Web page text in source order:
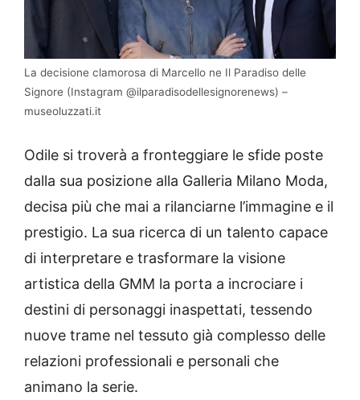
La decisione clamorosa di Marcello ne Il Paradiso delle
Signore (Instagram @ilparadisodellesignorenews) –
museoluzzati.it
Odile si troverà a fronteggiare le sfide poste
dalla sua posizione alla Galleria Milano Moda,
decisa più che mai a rilanciarne l’immagine e il
prestigio. La sua ricerca di un talento capace
di interpretare e trasformare la visione
artistica della GMM la porta a incrociare i
destini di personaggi inaspettati, tessendo
nuove trame nel tessuto già complesso delle
relazioni professionali e personali che
animano la serie.